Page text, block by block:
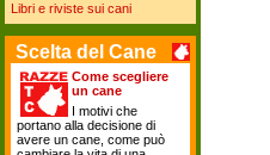
Libri e riviste sui cani
Scelta del Cane
Come scegliere
un cane
I motivi che
portano alla decisione di
avere un cane, come può